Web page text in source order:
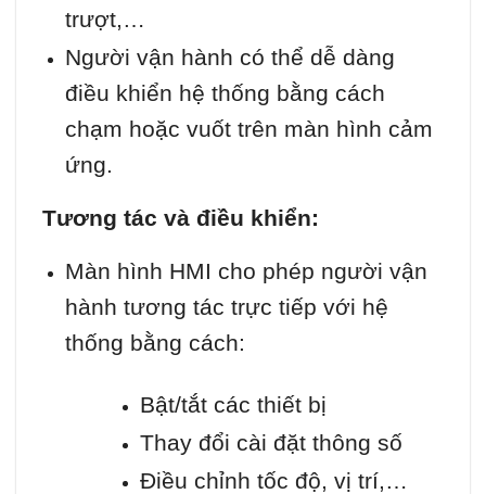
trượt,…
Người vận hành có thể dễ dàng
điều khiển hệ thống bằng cách
chạm hoặc vuốt trên màn hình cảm
ứng.
Tương tác và điều khiển:
Màn hình HMI cho phép người vận
hành tương tác trực tiếp với hệ
thống bằng cách:
Bật/tắt các thiết bị
Thay đổi cài đặt thông số
Điều chỉnh tốc độ, vị trí,…